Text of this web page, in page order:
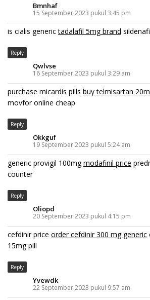
Bmnhaf
15 September 2023 pukul 3:45 pm
is cialis generictadalafil 5mg brand
Reply
Qwlvse
16 September 2023 pukul 3:29 am
purchase micardis pills buy telmisartan
movfor online cheap
Reply
Okkguf
19 September 2023 pukul 5:24 am
generic provigil 100mgmodafinil price
counter
Reply
Oliopd
20 September 2023 pukul 4:15 pm
cefdinir price order cefdinir 300 mg generic
15mg pill
Reply
Yvewdk
22 September 2023 pukul 9:57 am